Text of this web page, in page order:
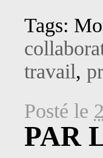
Tags:
travail,
Posté le
PAR